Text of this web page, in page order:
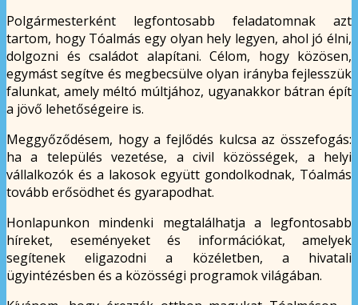
Polgármesterként legfontosabb feladatomnak azt
tartom, hogy Tóalmás egy olyan hely legyen, ahol jó élni,
dolgozni és családot alapítani. Célom, hogy közösen,
egymást segítve és megbecsülve olyan irányba fejlesszük
falunkat, amely méltó múltjához, ugyanakkor bátran épít
a jövő lehetőségeire is.
Meggyőződésem, hogy a fejlődés kulcsa az összefogás:
ha a település vezetése, a civil közösségek, a helyi
vállalkozók és a lakosok együtt gondolkodnak, Tóalmás
tovább erősödhet és gyarapodhat.
Honlapunkon mindenki megtalálhatja a legfontosabb
híreket, eseményeket és információkat, amelyek
segítenek eligazodni a közéletben, a hivatali
ügyintézésben és a közösségi programok világában.